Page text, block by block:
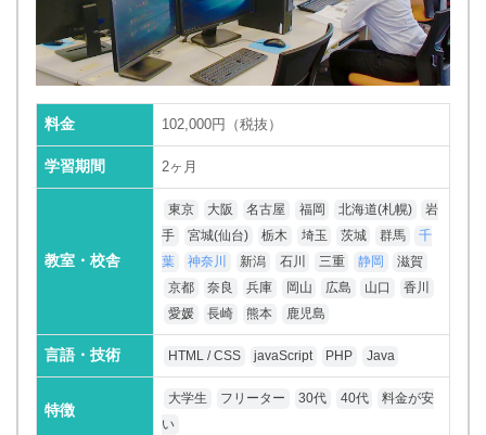
料金 102,000円（税抜）
学習期間 2ヶ月
教室・校舎
東京 大阪 名古屋 福岡 北海道(札幌)
岩
手
宮城(仙台) 栃木 埼玉 茨城 群馬
千
葉
神奈川 新潟 石川 三重 静岡
滋賀
京都
奈良 兵庫 岡山 広島 山口
香川
愛媛
長崎 熊本 鹿児島
言語・技術 HTML / CSS javaScript PHP Java
特徴
大学生 フリーター 30代 40代
料金が安
い